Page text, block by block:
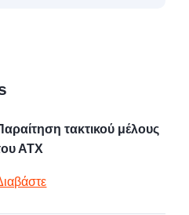
τακτικού μέλους
ΑΤΧ